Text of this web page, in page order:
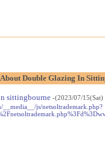
Double Glazing In
sittingbourne -(2023/07/
js/netsoltrademark.php?